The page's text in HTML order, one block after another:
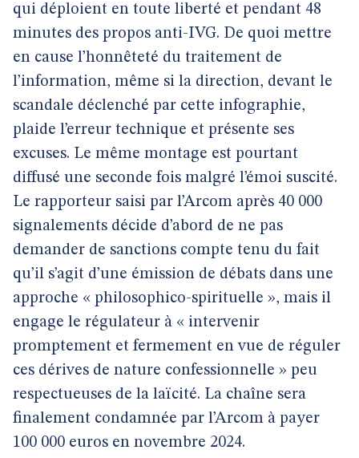
qui déploient en toute liberté et pendant 48
minutes des propos anti-IVG. De quoi mettre
en cause l’honnêteté du traitement de
l’information, même si la direction, devant le
scandale déclenché par cette infographie,
plaide l’erreur technique et présente ses
excuses. Le même montage est pourtant
diffusé une seconde fois malgré l’émoi suscité.
Le rapporteur saisi par l’Arcom après 40 000
signalements décide d’abord de ne pas
demander de sanctions compte tenu du fait
qu’il s’agit d’une émission de débats dans une
approche « philosophico-spirituelle », mais il
engage le régulateur à « intervenir
promptement et fermement en vue de réguler
ces dérives de nature confessionnelle » peu
respectueuses de la laïcité. La chaîne sera
finalement condamnée par l’Arcom à payer
100 000 euros en novembre 2024.